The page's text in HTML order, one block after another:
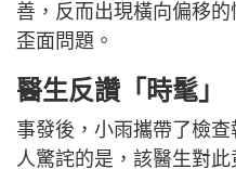
善，反而出現橫向偏移
歪面問題。
醫生反讚「時髦」
事發後，小雨攜帶了檢
人驚詫的是，該醫生對